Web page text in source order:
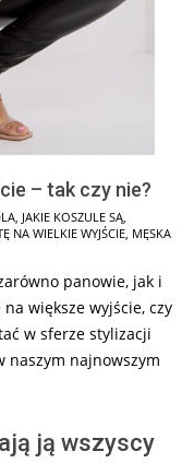
– tak czy nie?
JAKIE KOSZULE SĄ
NA WIELKIE WYJŚCIE MĘSKA
panowie, jak i
większe wyjście, czy
w sferze stylizacji
naszym najnowszym
ją wszyscy